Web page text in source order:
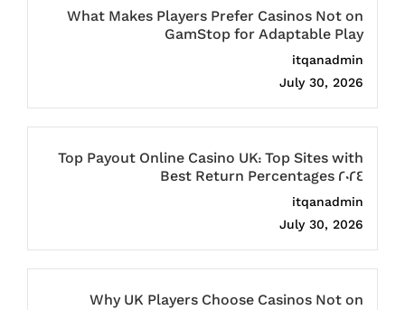
What Makes Players Prefer Casinos Not on
GamStop for Adaptable Play
itqanadmin
July 30, 2026
Top Payout Online Casino UK: Top Sites with
Best Return Percentages 2024
itqanadmin
July 30, 2026
Why UK Players Choose Casinos Not on